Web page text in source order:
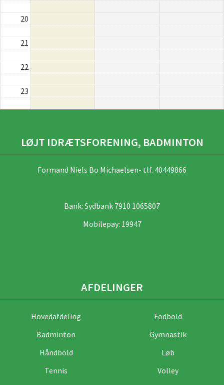
20
21
22
23
LØJT IDRÆTSFORENING, BADMINTON
Formand Niels Bo Michaelsen- tlf. 40449866
Bank: Sydbank 7910 1065807
Mobilepay: 19947
AFDELINGER
Hovedafdeling
Fodbold
Badminton
Gymnastik
Håndbold
Løb
Tennis
Volley